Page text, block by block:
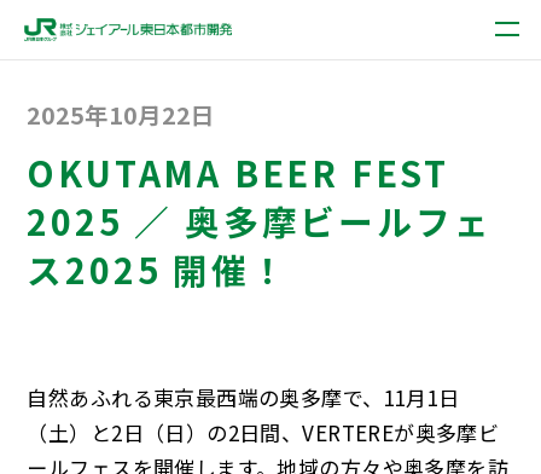
2025年10月22日
OKUTAMA BEER FEST
2025 ／ 奥多摩ビールフェ
ス2025 開催！
自然あふれる東京最西端の奥多摩で、11月1日
（土）と2日（日）の2日間、VERTEREが奥多摩ビ
ールフェスを開催します。地域の方々や奥多摩を訪